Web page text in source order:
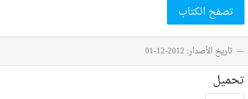
تصفح الكتاب
تاريخ الأصدار: 2012-12-01
تحميل